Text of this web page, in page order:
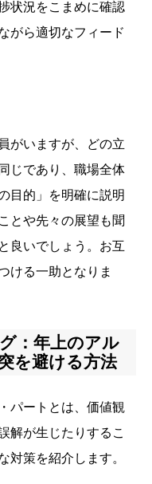
状況をこまめに確認
がら適切なフィード
がいますが、どの立
じであり、職場全体
目的」を明確に説明
とや先々の展望も聞
良いでしょう。お互
ける一助となりま
：年上のアル
を避ける方法
パートとは、価値観
解が生じたりするこ
対策を紹介します。